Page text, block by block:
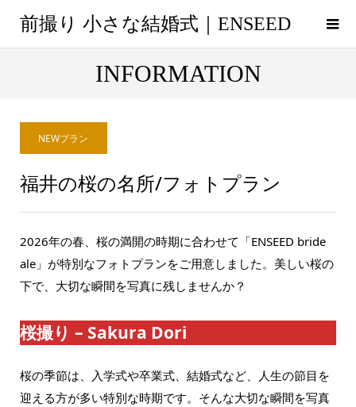
前撮り 小さな結婚式｜ENSEED
INFORMATION
NEWプラン
福井の桜の名所/フォトプラン
2026年の春、桜の満開の時期に合わせて「ENSEED bride
ale」が特別なフォトプランをご用意しました。美しい桜の
下で、大切な瞬間を写真に残しませんか？
桜撮り – Sakura Dori
桜の季節は、入学式や卒業式、結婚式など、人生の節目を
迎える方が多い特別な時期です。そんな大切な瞬間を写真